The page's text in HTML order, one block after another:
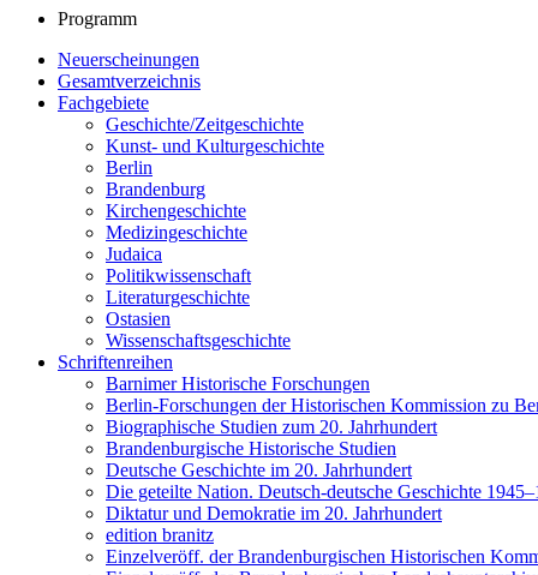
Programm
Neuerscheinungen
Gesamtverzeichnis
Fachgebiete
Geschichte/Zeitgeschichte
Kunst- und Kulturgeschichte
Berlin
Brandenburg
Kirchengeschichte
Medizingeschichte
Judaica
Politikwissenschaft
Literaturgeschichte
Ostasien
Wissenschaftsgeschichte
Schriftenreihen
Barnimer Historische Forschungen
Berlin-Forschungen der Historischen Kommission zu
Biographische Studien zum 20. Jahrhundert
Brandenburgische Historische Studien
Deutsche Geschichte im 20. Jahrhundert
Die geteilte Nation. Deutsch-deutsche Geschichte
Diktatur und Demokratie im 20. Jahrhundert
edition branitz
Einzelveröff. der Brandenburgischen Historischen